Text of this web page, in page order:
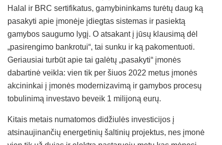
Halal ir BRC sertifikatus, gamybininkams turėtų daug ką
pasakyti apie įmonėje įdiegtas sistemas ir pasiektą
gamybos saugumo lygį. O atsakant į jūsų klausimą dėl
„pasirengimo bankrotui“, tai sunku ir ką pakomentuoti.
Geriausiai turbūt apie tai galėtų „pasakyti“ įmonės
dabartinė veikla: vien tik per šiuos 2022 metus įmonės
akcininkai į įmonės modernizavimą ir gamybos procesų
tobulinimą investavo beveik 1 milijoną eurų.
Kitais metais numatomos didžiulės investicijos į
atsinaujinančių energetinių šaltinių projektus, nes įmonė